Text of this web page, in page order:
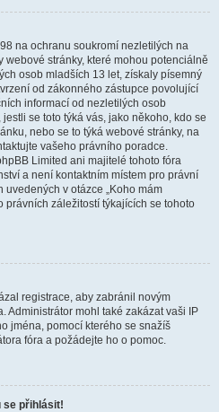
na ochranu soukromí nezletilých na
webové stránky, které mohou potenciálně
osob mladších 13 let, získaly písemný
od zákonného zástupce povolující
informací od nezletilých osob
se toto týká vás, jako někoho, kdo se
nebo se to týká webové stránky, na
vašeho právního poradce.
Limited ani majitelé tohoto fóra
a není kontaktním místem pro právní
v otázce „Koho mám
právních záležitostí týkajících se tohoto
registrace, aby zabránil novým
Administrátor mohl také zakázat vaši IP
jména, pomocí kterého se snažíš
fóra a požádejte ho o pomoc.
se přihlásit!